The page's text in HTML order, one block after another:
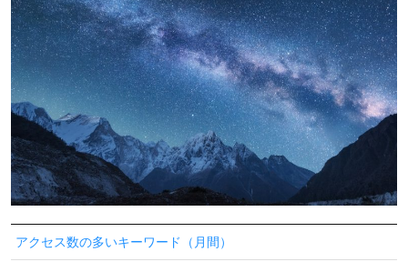
アクセス数の多いキーワード（月間）